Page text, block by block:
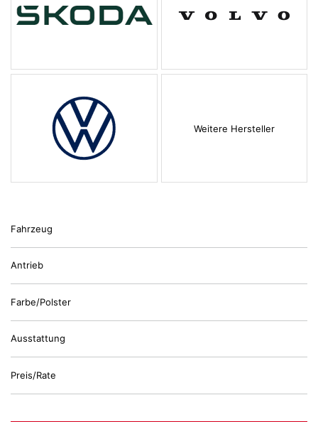
Weitere Hersteller
Fahrzeug
Antrieb
Farbe/Polster
Ausstattung
Preis/Rate